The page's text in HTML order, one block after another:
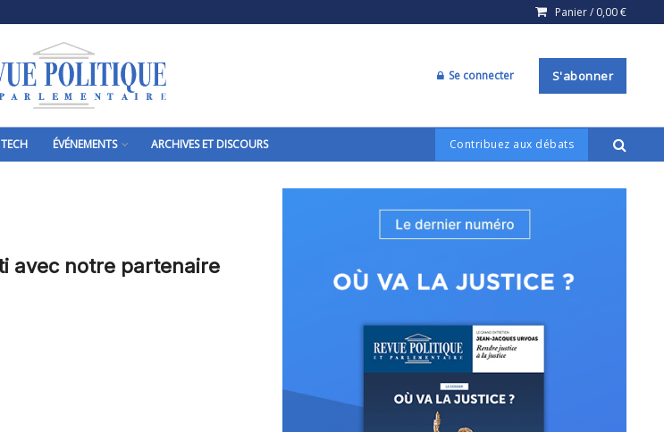
Panier / 0,00€
Se connecter S'abonner
TECH ÉVÉNEMENTS ARCHIVES ET DISCOURS Contribuez aux débats
avec notre partenaire